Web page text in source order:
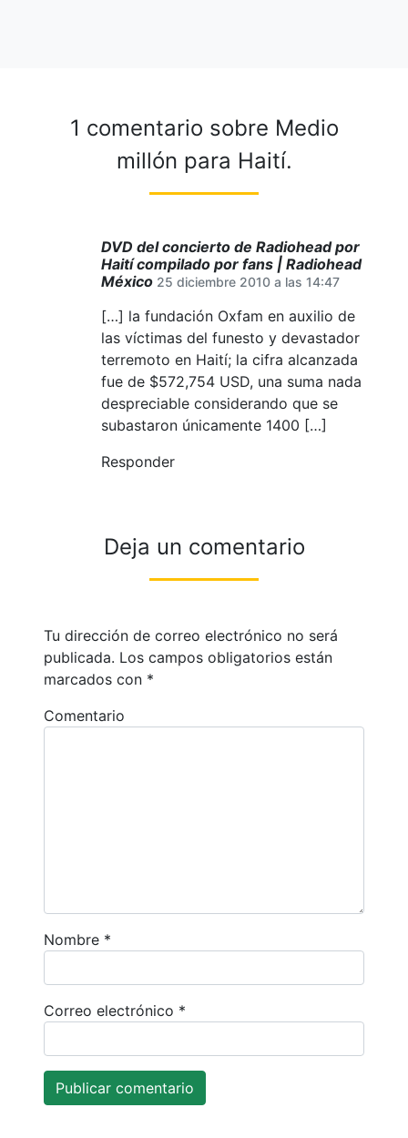
1 comentario sobre Medio
millón para Haití.
DVD del concierto de Radiohead por
Haití compilado por fans | Radiohead
México 25 diciembre 2010 a las 14:47
[…] la fundación Oxfam en auxilio de
las víctimas del funesto y devastador
terremoto en Haití; la cifra alcanzada
fue de $572,754 USD, una suma nada
despreciable considerando que se
subastaron únicamente 1400 […]
Responder
Deja un comentario
Tu dirección de correo electrónico no será
publicada. Los campos obligatorios están
marcados con *
Comentario
Nombre *
Correo electrónico *